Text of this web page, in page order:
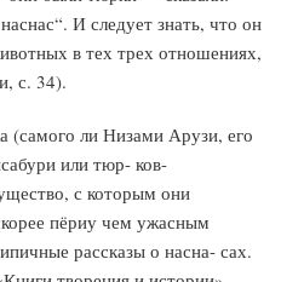
И следует знать, что он
в тех трех отношениях,
с. 34).
(самого ли Низами Арузи, его
или тюр- ков-
с которым они
пёриу чем ужасным
рассказы о насна- сах.